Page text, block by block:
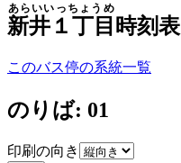
新井１丁目
あらいいっちょうめ
時刻表
このバス停の系統一覧
のりば: 01
印刷の向き